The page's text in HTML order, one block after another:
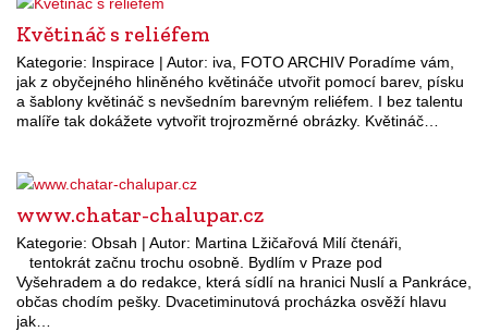
Květináč s reliéfem
Kategorie: Inspirace | Autor: iva, FOTO ARCHIV Poradíme vám,
jak z obyčejného hliněného květináče utvořit pomocí barev, písku
a šablony květináč s nevšedním barevným reliéfem. I bez talentu
malíře tak dokážete vytvořit trojrozměrné obrázky. Květináč…
www.chatar-chalupar.cz
Kategorie: Obsah | Autor: Martina Lžičařová Milí čtenáři,
tentokrát začnu trochu osobně. Bydlím v Praze pod
Vyšehradem a do redakce, která sídlí na hranici Nuslí a Pankráce,
občas chodím pešky. Dvacetiminutová procházka osvěží hlavu
jak…